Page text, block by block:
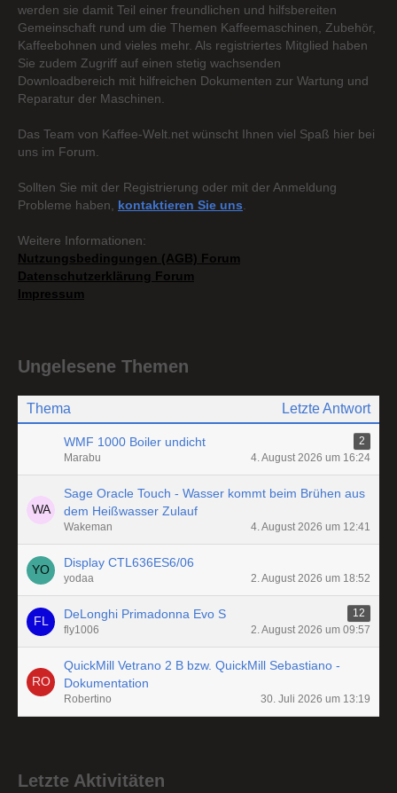
werden sie damit Teil einer freundlichen und hilfsbereiten
Gemeinschaft rund um die Themen Kaffeemaschinen, Zubehör,
Kaffeebohnen und vieles mehr. Als registriertes Mitglied haben
Sie zudem Zugriff auf einen stetig wachsenden
Downloadbereich mit hilfreichen Dokumenten zur Wartung und
Reparatur der Maschinen.
Das Team von Kaffee-Welt.net wünscht Ihnen viel Spaß hier bei
uns im Forum.
Sollten Sie mit der Registrierung oder mit der Anmeldung
Probleme haben, kontaktieren Sie uns
Weitere Informationen:
Nutzungsbedingungen (AGB) Forum
Datenschutzerklärung Forum
Impressum
Ungelesene Themen
Thema Letzte Antwort
WMF 1000 Boiler undicht
2
Marabu
4. August 2026 um 16:24
Sage Oracle Touch - Wasser kommt beim Brühen aus
dem Heißwasser Zulauf
Wakeman 4. August 2026 um 12:41
Display CTL636ES6/06
yodaa 2. August 2026 um 18:52
DeLonghi Primadonna Evo S
12
fly1006
2. August 2026 um 09:57
QuickMill Vetrano 2 B bzw. QuickMill Sebastiano -
Dokumentation
Robertino 30. Juli 2026 um 13:19
Letzte Aktivitäten